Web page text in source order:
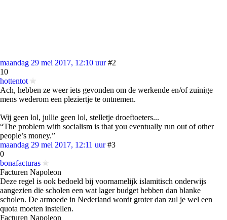
maandag 29 mei 2017, 12:10 uur #2
10
hottentot
Ach, hebben ze weer iets gevonden om de werkende en/of zuinige
mens wederom een pleziertje te ontnemen.
Wij geen lol, jullie geen lol, stelletje droeftoeters...
“The problem with socialism is that you eventually run out of other
people’s money.”
maandag 29 mei 2017, 12:11 uur #3
0
bonafacturas
Facturen Napoleon
Deze regel is ook bedoeld bij voornamelijk islamitisch onderwijs
aangezien die scholen een wat lager budget hebben dan blanke
scholen. De armoede in Nederland wordt groter dan zul je wel een
quota moeten instellen.
Facturen Napoleon